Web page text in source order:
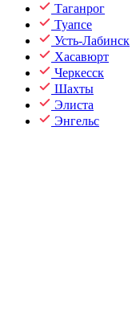
Таганрог
Туапсе
Усть-Лабинск
Хасавюрт
Черкесск
Шахты
Элиста
Энгельс